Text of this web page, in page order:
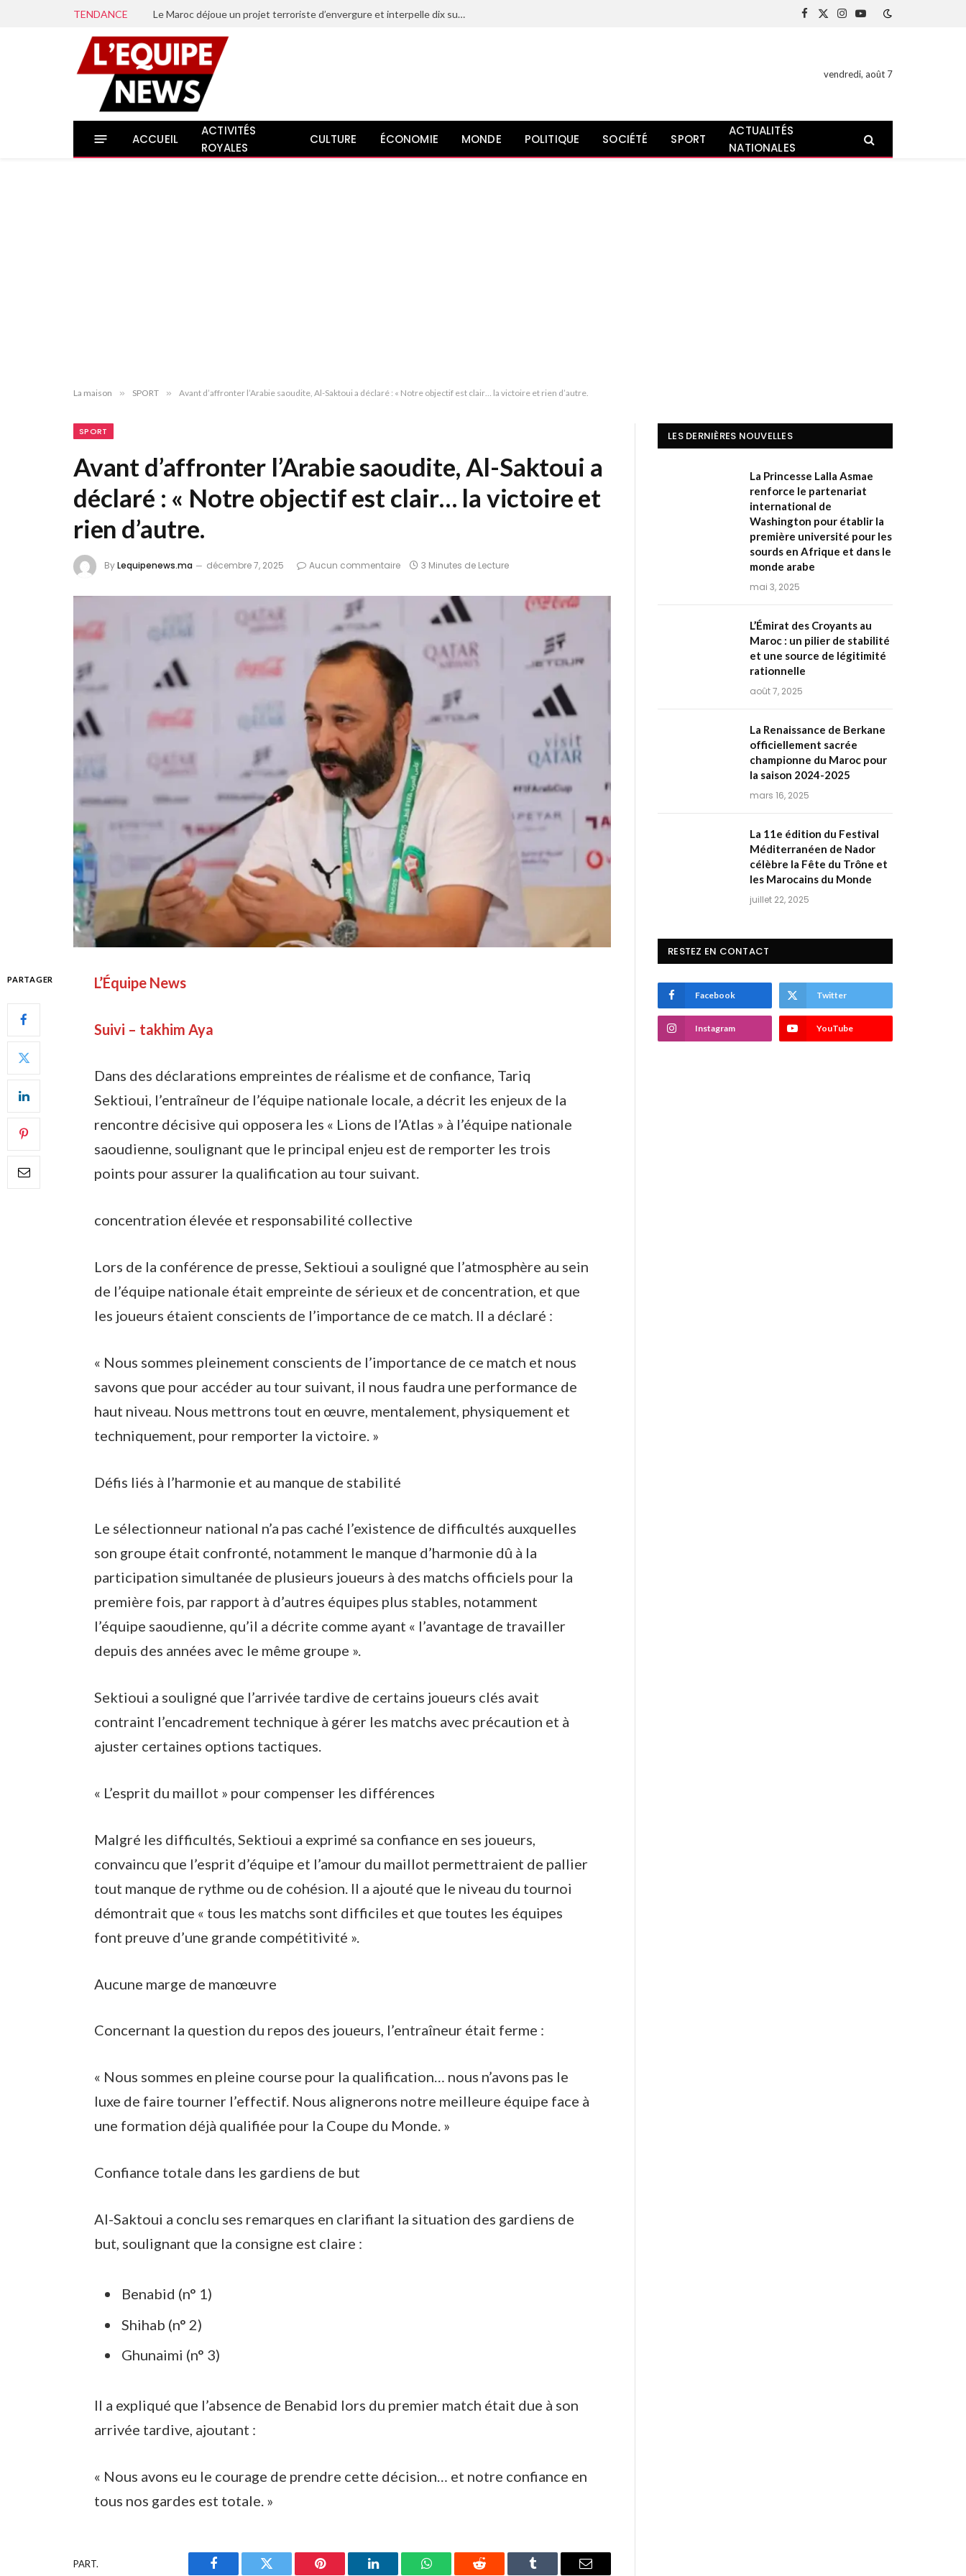
TENDANCE Le Maroc déjoue un projet terroriste d’envergure et interpelle dix suspects liés à l’organisation État islamique
Facebook
X
Instagram
YouTube
vendredi, août 7
ACCUEIL
ACTIVITÉS
ROYALES
CULTURE ÉCONOMIE MONDE POLITIQUE SOCIÉTÉ SPORT
ACTUALITÉS
NATIONALES
La maison » SPORT » Avant d’affronter l’Arabie saoudite, Al-Saktoui a déclaré : « Notre objectif est clair… la victoire et rien d’autre.
SPORT
Avant d’affronter l’Arabie saoudite, Al-Saktoui a
déclaré : « Notre objectif est clair… la victoire et
rien d’autre.
ByLequipenews.ma décembre 7, 2025 Aucun commentaire 3 Minutes de Lecture
PARTAGER L’Équipe News
Suivi – takhim Aya
Dans des déclarations empreintes de réalisme et de confiance, Tariq
Sektioui, l’entraîneur de l’équipe nationale locale, a décrit les enjeux de la
rencontre décisive qui opposera les « Lions de l’Atlas » à l’équipe nationale
saoudienne, soulignant que le principal enjeu est de remporter les trois
points pour assurer la qualification au tour suivant.
concentration élevée et responsabilité collective
Lors de la conférence de presse, Sektioui a souligné que l’atmosphère au sein
de l’équipe nationale était empreinte de sérieux et de concentration, et que
les joueurs étaient conscients de l’importance de ce match. Il a déclaré :
« Nous sommes pleinement conscients de l’importance de ce match et nous
savons que pour accéder au tour suivant, il nous faudra une performance de
haut niveau. Nous mettrons tout en œuvre, mentalement, physiquement et
techniquement, pour remporter la victoire. »
Défis liés à l’harmonie et au manque de stabilité
Le sélectionneur national n’a pas caché l’existence de difficultés auxquelles
son groupe était confronté, notamment le manque d’harmonie dû à la
participation simultanée de plusieurs joueurs à des matchs officiels pour la
première fois, par rapport à d’autres équipes plus stables, notamment
l’équipe saoudienne, qu’il a décrite comme ayant « l’avantage de travailler
depuis des années avec le même groupe ».
Sektioui a souligné que l’arrivée tardive de certains joueurs clés avait
contraint l’encadrement technique à gérer les matchs avec précaution et à
ajuster certaines options tactiques.
« L’esprit du maillot » pour compenser les différences
Malgré les difficultés, Sektioui a exprimé sa confiance en ses joueurs,
convaincu que l’esprit d’équipe et l’amour du maillot permettraient de pallier
tout manque de rythme ou de cohésion. Il a ajouté que le niveau du tournoi
démontrait que « tous les matchs sont difficiles et que toutes les équipes
font preuve d’une grande compétitivité ».
Aucune marge de manœuvre
Concernant la question du repos des joueurs, l’entraîneur était ferme :
« Nous sommes en pleine course pour la qualification… nous n’avons pas le
luxe de faire tourner l’effectif. Nous alignerons notre meilleure équipe face à
une formation déjà qualifiée pour la Coupe du Monde. »
Confiance totale dans les gardiens de but
Al-Saktoui a conclu ses remarques en clarifiant la situation des gardiens de
but, soulignant que la consigne est claire :
Benabid (n° 1)
Shihab (n° 2)
Ghunaimi (n° 3)
Il a expliqué que l’absence de Benabid lors du premier match était due à son
arrivée tardive, ajoutant :
« Nous avons eu le courage de prendre cette décision… et notre confiance en
tous nos gardes est totale. »
PART.
LES DERNIÈRES NOUVELLES
La Princesse Lalla Asmae
renforce le partenariat
international de
Washington pour établir la
première université pour les
sourds en Afrique et dans le
monde arabe
mai 3, 2025
L’Émirat des Croyants au
Maroc : un pilier de stabilité
et une source de légitimité
rationnelle
août 7, 2025
La Renaissance de Berkane
officiellement sacrée
championne du Maroc pour
la saison 2024-2025
mars 16, 2025
La 11e édition du Festival
Méditerranéen de Nador
célèbre la Fête du Trône et
les Marocains du Monde
juillet 22, 2025
RESTEZ EN CONTACT
Facebook Twitter
Instagram YouTube